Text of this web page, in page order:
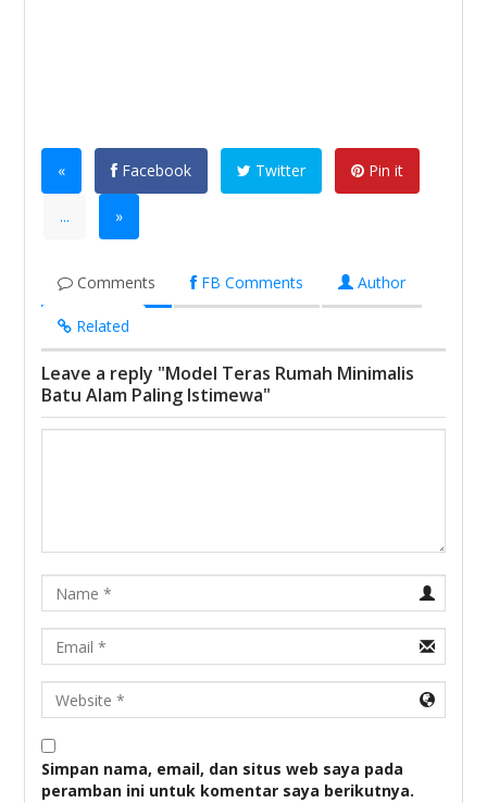
« Facebook Twitter Pin it
... »
Comments FB Comments Author
Related
Leave a reply "Model Teras Rumah Minimalis
Batu Alam Paling Istimewa"
Name
Email
URL
Simpan nama, email, dan situs web saya pada
peramban ini untuk komentar saya berikutnya.